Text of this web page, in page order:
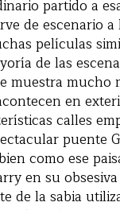
partido a
de escenario
películas
de las
muestra mucho
en
calles
puente
como ese
en su
de la sabia